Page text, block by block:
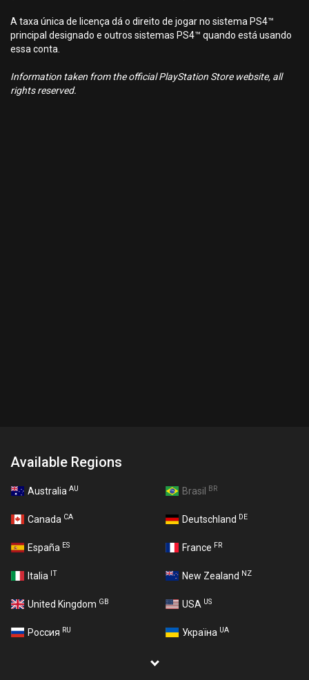
A taxa única de licença dá o direito de jogar no sistema PS4™
principal designado e outros sistemas PS4™ quando está usando
essa conta.
Information taken from the official PlayStation Store website, all
rights reserved.
Available Regions
Australia AU Brasil BR
Canada CA Deutschland DE
España ES France FR
Italia IT New Zealand NZ
United Kingdom GB USA US
Россия RU Україна UA